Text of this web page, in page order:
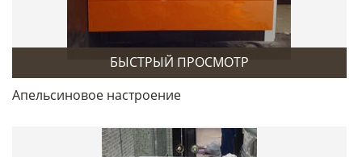
БЫСТРЫЙ ПРОСМОТР
Апельсиновое настроение